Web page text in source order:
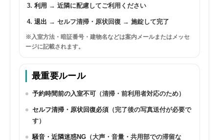
利用 → 近隣に配慮してご利用ください
退出 → セルフ清掃・原状回復 → 施錠して完了
※入室方法・暗証番号・建物名などは案内メールまたはメッセ
ージに記載されます。
最重要ルール
予約時間前の入室不可 （清掃・前利用者対応のため）
セルフ清掃・原状回復必須 （完了後の写真送付が必要で
す）
騒音・近隣迷惑NG （大声・音量・共用部での滞留な